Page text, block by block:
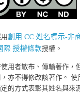
創用 CC 姓名標示-非
際 授權條款授權。
用者散布、傳輸著作，
亦不得修改該著作。 使
的方式表彰其姓名與來